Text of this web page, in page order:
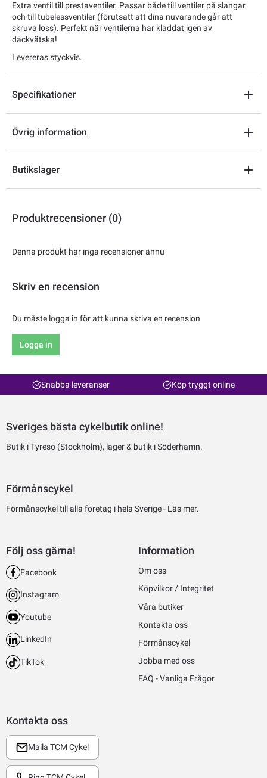
Extra ventil till prestaventiler. Passar både till ventiler på slangar
och till tubelessventiler (förutsatt att dina nuvarande går att
skruva loss). Perfekt när ventilerna har kladdat igen av
däckvätska!
Levereras styckvis.
Specifikationer
Övrig information
Butikslager
Produktrecensioner (0)
Denna produkt har inga recensioner ännu
Skriv en recension
Du måste logga in för att kunna skriva en recension
Logga in
Snabba leveranser Köp tryggt online
Sveriges bästa cykelbutik online!
Butik i Tyresö (Stockholm), lager & butik i Söderhamn.
Förmånscykel
Förmånscykel till alla företag i hela Sverige - Läs mer.
Kontakta oss
Maila TCM Cykel
Följ oss gärna!
Facebook
Instagram
Youtube
LinkedIn
TikTok
Information
Om oss
Köpvilkor / Integritet
Våra butiker
Kontakta oss
Förmånscykel
Jobba med oss
FAQ - Vanliga Frågor